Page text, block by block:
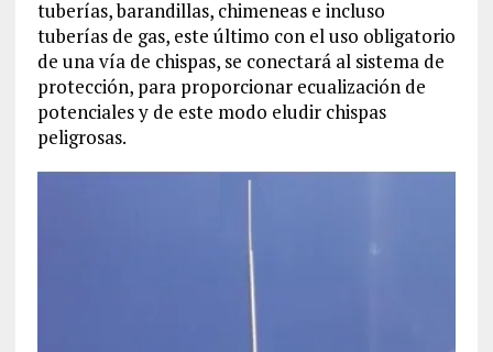
tuberías, barandillas, chimeneas e incluso
tuberías de gas, este último con el uso obligatorio
de una vía de chispas, se conectará al sistema de
protección, para proporcionar ecualización de
potenciales y de este modo eludir chispas
peligrosas.